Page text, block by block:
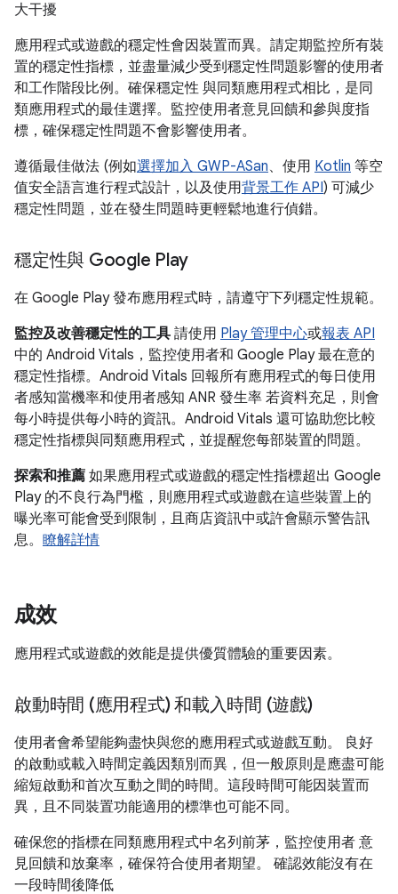
大干擾
應用程式或遊戲的穩定性會因裝置而異。請定期監控所有裝
置的穩定性指標，並盡量減少受到穩定性問題影響的使用者
和工作階段比例。確保穩定性 與同類應用程式相比，是同
類應用程式的最佳選擇。監控使用者意見回饋和參與度指
標，確保穩定性問題不會影響使用者。
遵循最佳做法 (例如選擇加入 GWP-ASan、使用 Kotlin 等空
值安全語言進行程式設計，以及使用背景工作 API) 可減少
穩定性問題，並在發生問題時更輕鬆地進行偵錯。
穩定性與 Google Play
在 Google Play 發布應用程式時，請遵守下列穩定性規範。
監控及改善穩定性的工具 請使用 Play 管理中心或報表 API
中的 Android Vitals，監控使用者和 Google Play 最在意的
穩定性指標。Android Vitals 回報所有應用程式的每日使用
者感知當機率和使用者感知 ANR 發生率 若資料充足，則會
每小時提供每小時的資訊。Android Vitals 還可協助您比較
穩定性指標與同類應用程式，並提醒您每部裝置的問題。
探索和推薦 如果應用程式或遊戲的穩定性指標超出 Google
Play 的不良行為門檻，則應用程式或遊戲在這些裝置上的
曝光率可能會受到限制，且商店資訊中或許會顯示警告訊
息。 瞭解詳情
成效
應用程式或遊戲的效能是提供優質體驗的重要因素。
啟動時間 (應用程式) 和載入時間 (遊戲)
使用者會希望能夠盡快與您的應用程式或遊戲互動。 良好
的啟動或載入時間定義因類別而異，但一般原則是應盡可能
縮短啟動和首次互動之間的時間。這段時間可能因裝置而
異，且不同裝置功能適用的標準也可能不同。
確保您的指標在同類應用程式中名列前茅，監控使用者 意
見回饋和放棄率，確保符合使用者期望。 確認效能沒有在
一段時間後降低